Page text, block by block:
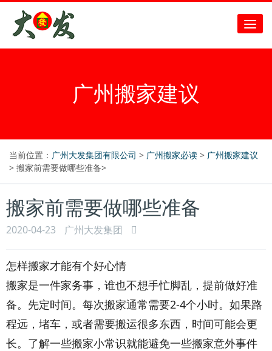
广州搬家建议
当前位置： 广州大发集团有限公司 > 广州搬家必读 > 广州搬家建议
> 搬家前需要做哪些准备>
搬家前需要做哪些准备
2020-04-23 广州大发集团
怎样搬家才能有个好心情
搬家是一件家务事，谁也不想手忙脚乱，提前做好准
备。先定时间。每次搬家通常需要2-4个小时。如果路
程远，堵车，或者需要搬运很多东西，时间可能会更
长。了解一些搬家小常识就能避免一些搬家意外事件